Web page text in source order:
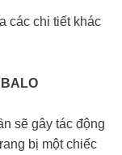
các chi tiết khác
sẽ gây tác động
bị một chiếc